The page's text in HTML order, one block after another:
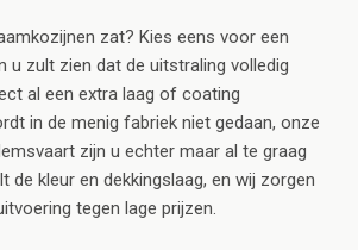
zat? Kies eens voor een
u zult zien dat de uitstraling volledig
al een extra laag of coating
in de menig fabriek niet gedaan, onze
zijn u echter maar al te graag
de kleur en dekkingslaag, en wij zorgen
tegen lage prijzen.